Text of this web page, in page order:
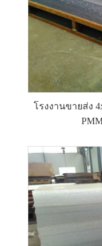
โรงงานขายส่ง